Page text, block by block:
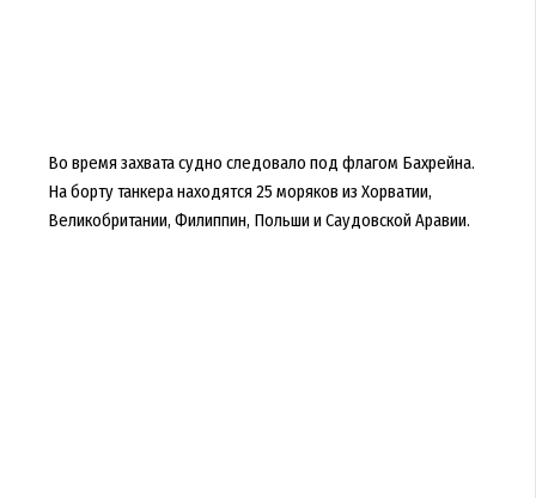
Во время захвата судно следовало под флагом Бахрейна.
На борту танкера находятся 25 моряков из Хорватии,
Великобритании, Филиппин, Польши и Саудовской Аравии.